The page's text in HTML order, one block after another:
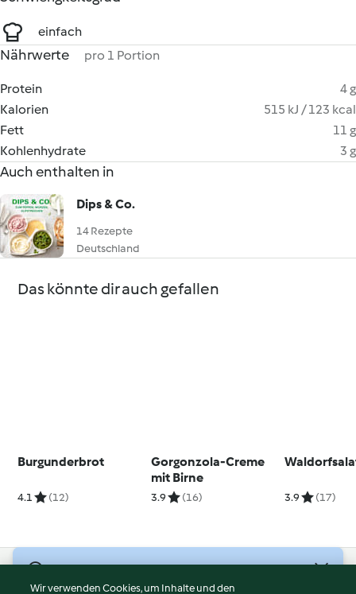
einfach
Nährwerte pro 1 Portion
Protein
4 g
Kalorien
515 kJ / 123 kcal
Fett
11 g
Kohlenhydrate
3 g
Auch enthalten in
Dips & Co.
14 Rezepte
Deutschland
Das könnte dir auch gefallen
Burgunderbrot
4.1 (12)
Gorgonzola-Creme
mit Birne
3.9 (16) 3.9 (17)
Wir verwenden Cookies, um Inhalte und den